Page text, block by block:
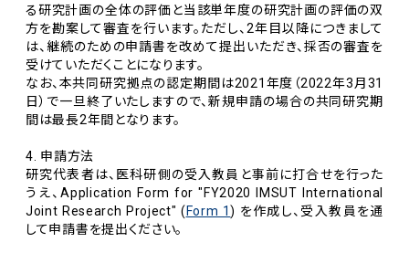
る研究計画の全体の評価と当該単年度の研究計画の評価の双
方を勘案して審査を行います。ただし、2年目以降につきまして
は、継続のための申請書を改めて提出いただき、採否の審査を
受けていただくことになります。
なお、本共同研究拠点の認定期間は2021年度（2022年3月31
日）で一旦終了いたしますので、新規申請の場合の共同研究期
間は最長2年間となります。
4. 申請方法
研究代表者は、医科研側の受入教員と事前に打合せを行った
うえ、Application Form for "FY2020 IMSUT International
Joint Research Project" ( Form 1) を作成し、受入教員を通
して申請書を提出ください。